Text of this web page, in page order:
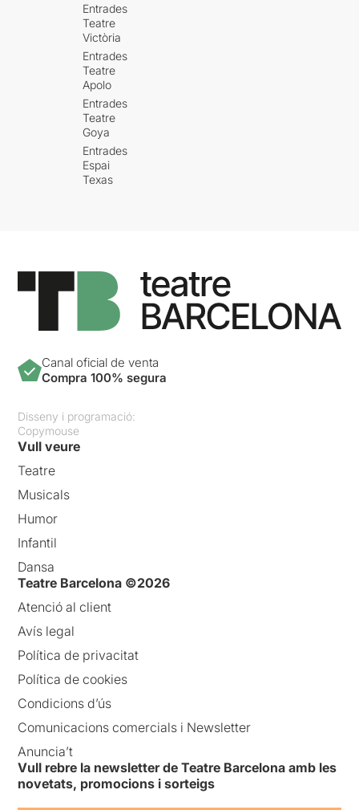
Entrades
Teatre
Victòria
Entrades
Teatre
Apolo
Entrades
Teatre
Goya
Entrades
Espai
Texas
Canal oficial de venta
Compra 100% segura
Disseny i programació:
Copymouse
Vull veure
Teatre
Musicals
Humor
Infantil
Dansa
Teatre Barcelona ©2026
Atenció al client
Avís legal
Política de privacitat
Política de cookies
Condicions d’ús
Comunicacions comercials i Newsletter
Anuncia’t
Vull rebre la newsletter de Teatre Barcelona amb les
novetats, promocions i sorteigs